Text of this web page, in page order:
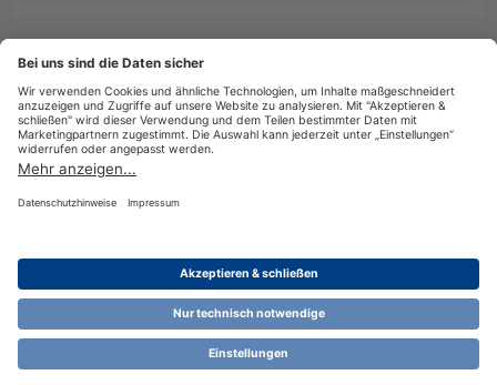
Tags
18.06.2025
Nutzungsbestimmungen Cookie-Einstellungen
Community-Software:WoltLab Suite™ 6.1.13